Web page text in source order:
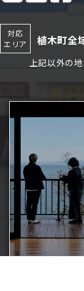
対応
エリア
植木町全
上記以外の